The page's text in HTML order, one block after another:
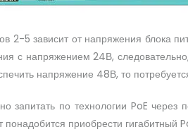
5 зависит от напряжения блока
с напряжением 24В,
напряжение 48В, то
запитать по технологии PoE
приобрести гигабитный